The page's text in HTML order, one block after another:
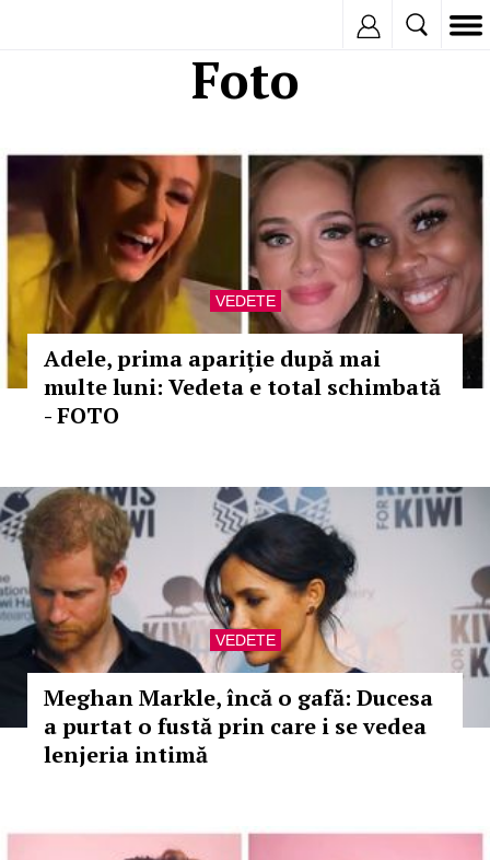
Foto
VEDETE
Adele, prima apariție după mai
multe luni: Vedeta e total schimbată
- FOTO
VEDETE
Meghan Markle, încă o gafă: Ducesa
a purtat o fustă prin care i se vedea
lenjeria intimă